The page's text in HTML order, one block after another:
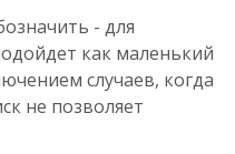
- для
как маленький
случаев, когда
не позволяет